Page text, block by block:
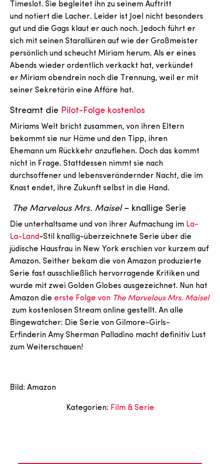
Timeslot. Sie begleitet ihn zu seinem Auftritt
und notiert die Lacher. Leider ist Joel nicht besonders
gut und die Gags klaut er auch noch. Jedoch führt er
sich mit seinen Starallüren auf wie der Großmeister
persönlich und scheucht Miriam herum. Als er eines
Abends wieder ordentlich verkackt hat, verkündet
er Miriam obendrein noch die Trennung, weil er mit
seiner Sekretärin eine Affäre hat.
Streamt die Pilot-Folge kostenlos
Miriams Welt bricht zusammen, von ihren Eltern
bekommt sie nur Häme und den Tipp, ihren
Ehemann um Rückkehr anzuflehen. Doch das kommt
nicht in Frage. Stattdessen nimmt sie nach
durchsoffener und lebensverändernder Nacht, die im
Knast endet, ihre Zukunft selbst in die Hand.
The Marvelous Mrs. Maisel– knallige Serie
Die unterhaltsame und von ihrer Aufmachung im La-
La-Land-Stil knallig-überzeichnete Serie über die
jüdische Hausfrau in New York erschien vor kurzem auf
Amazon. Seither bekam die von Amazon produzierte
Serie fast ausschließlich hervorragende Kritiken und
wurde mit zwei Golden Globes ausgezeichnet. Nun hat
Amazon die erste Folge von The Marvelous Mrs. Maisel
zum kostenlosen Stream online gestellt. An alle
Bingewatcher: Die Serie von Gilmore-Girls-
Erfinderin Amy Sherman Palladino macht definitiv Lust
zum Weiterschauen!
Bild: Amazon
Kategorien: Film & Serie